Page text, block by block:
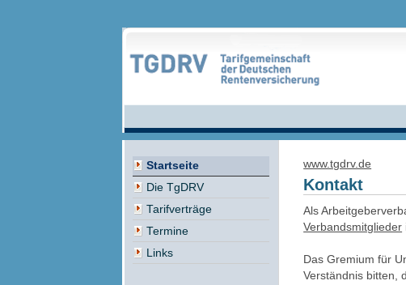
Startseite
Die TgDRV
Tarifverträge
Termine
Links
www.tgdrv.de
Kontakt
Als
Verbandsmitglieder
Das Gremium für
Verständnis bitten,